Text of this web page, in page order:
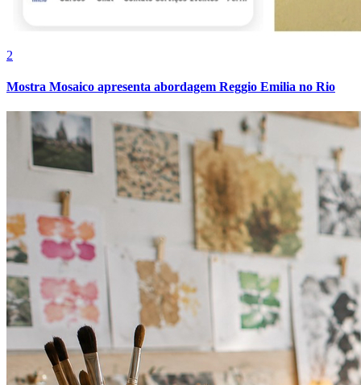
Grêmio
2
Mostra Mosaico apresenta abordagem Reggio Emilia no Rio